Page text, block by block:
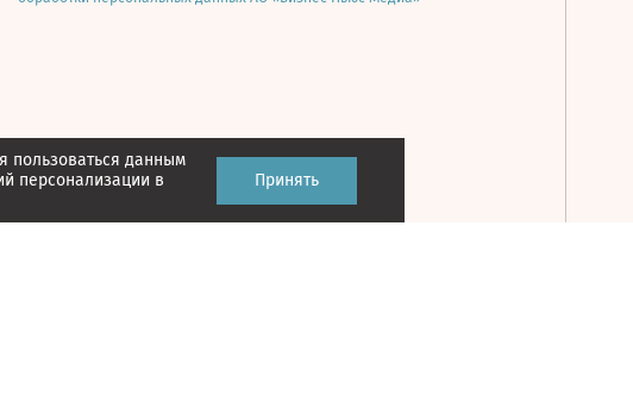
пользоваться данным
персонализации в
Принять